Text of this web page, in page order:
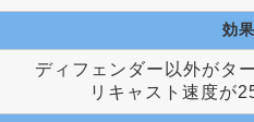
効果
ディフェンダー以外がタ
リキャスト速度が